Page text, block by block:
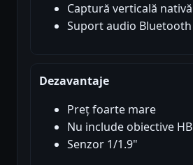
Captură verticală nativă
Suport audio Bluetooth
Dezavantaje
Preț foarte mare
Nu include obiective HB
Senzor 1/1.9"